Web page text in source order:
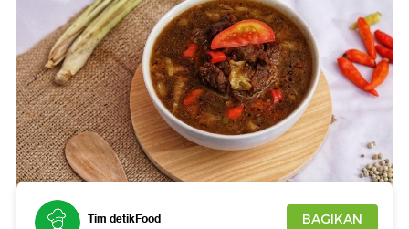
Foto: Getty Images/iStockphoto/Mishael Sterling
Tim detikFood BAGIKAN